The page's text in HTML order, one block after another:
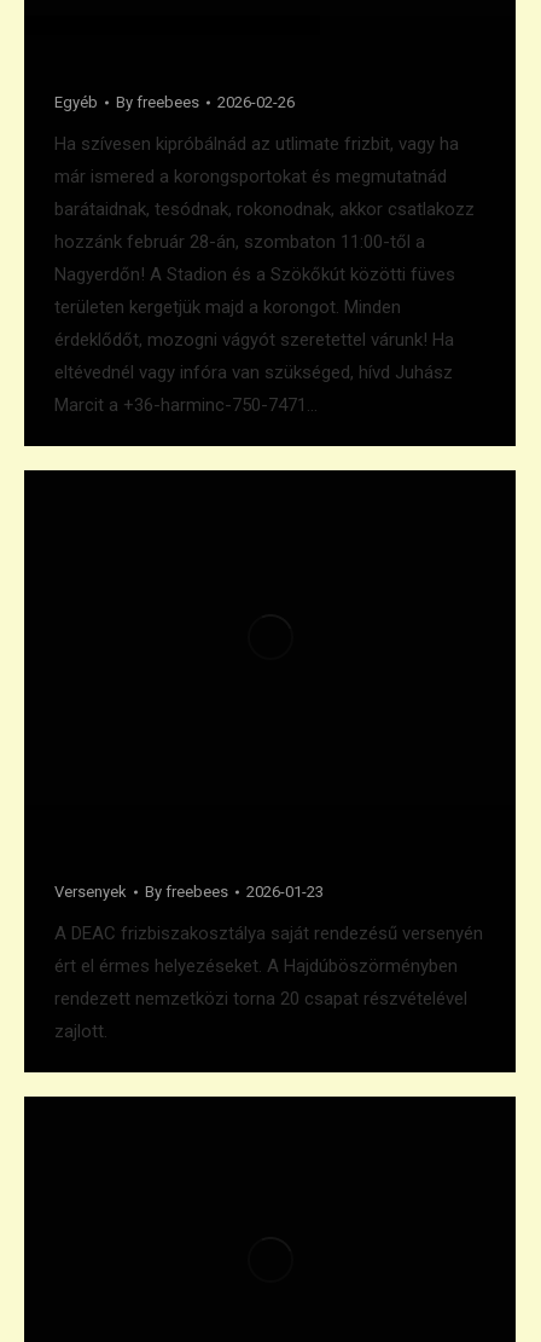
Egyéb By freebees 2026-02-26
Ha szívesen kipróbálnád az utlimate frizbit, vagy ha
már ismered a korongsportokat és megmutatnád
barátaidnak, tesódnak, rokonodnak, akkor csatlakozz
hozzánk február 28-án, szombaton 11:00-től a
Nagyerdőn! A Stadion és a Szökőkút közötti füves
területen kergetjük majd a korongot. Minden
érdeklődőt, mozogni vágyót szeretettel várunk! Ha
eltévednél vagy infóra van szükséged, hívd Juhász
Marcit a +36-harminc-750-7471…
Versenyek By freebees 2026-01-23
A DEAC frizbiszakosztálya saját rendezésű versenyén
ért el érmes helyezéseket. A Hajdúböszörményben
rendezett nemzetközi torna 20 csapat részvételével
zajlott.